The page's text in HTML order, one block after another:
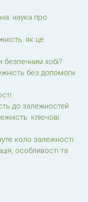
наука про
як це
безпечним хобі?
без допомоги
до залежностей
ключові
коло залежності
особливості та